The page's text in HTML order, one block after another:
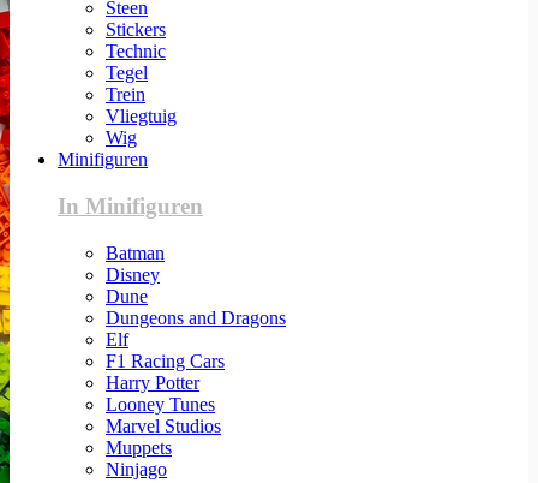
Steen
Stickers
Technic
Tegel
Trein
Vliegtuig
Wig
Minifiguren
In Minifiguren
Batman
Disney
Dune
Dungeons and Dragons
Elf
F1 Racing Cars
Harry Potter
Looney Tunes
Marvel Studios
Muppets
Ninjago